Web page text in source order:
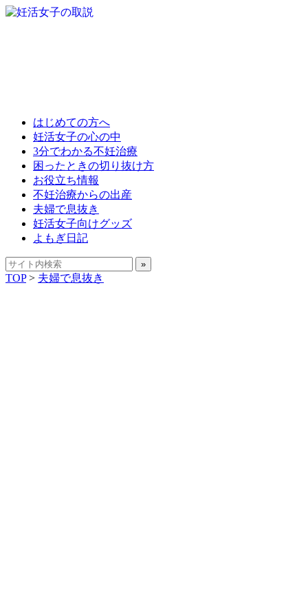
はじめての方へ
妊活女子の心の中
3分でわかる不妊治療
困ったときの切り抜け方
お役立ち情報
不妊治療からの出産
夫婦で息抜き
妊活女子向けグッズ
よもぎ日記
TOP> 夫婦で息抜き